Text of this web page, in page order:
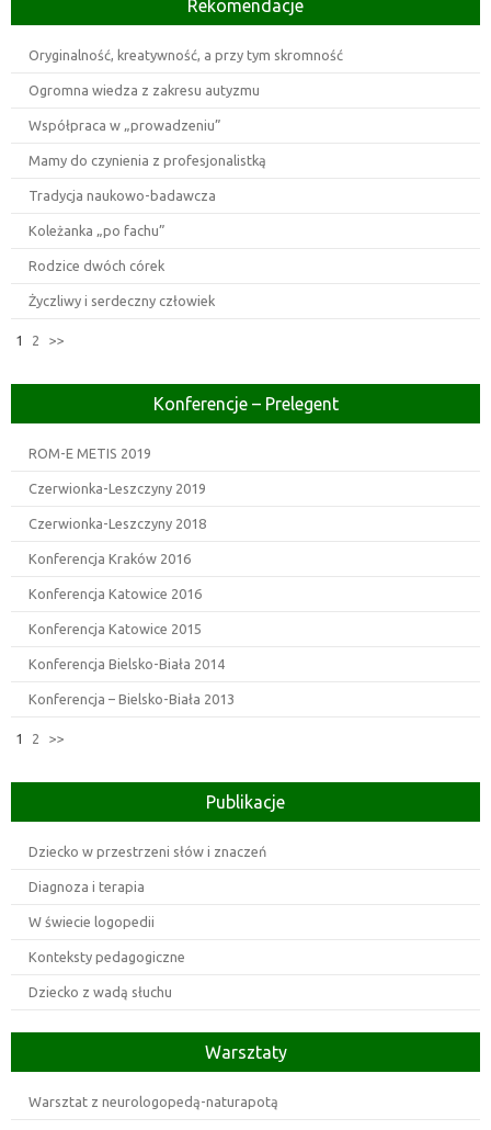
Rekomendacje
Oryginalność, kreatywność, a przy tym skromność
Ogromna wiedza z zakresu autyzmu
Współpraca w „prowadzeniu”
Mamy do czynienia z profesjonalistką
Tradycja naukowo-badawcza
Koleżanka „po fachu”
Rodzice dwóch córek
Życzliwy i serdeczny człowiek
1 2 >>
Konferencje – Prelegent
ROM-E METIS 2019
Czerwionka-Leszczyny 2019
Czerwionka-Leszczyny 2018
Konferencja Kraków 2016
Konferencja Katowice 2016
Konferencja Katowice 2015
Konferencja Bielsko-Biała 2014
Konferencja – Bielsko-Biała 2013
1 2 >>
Publikacje
Dziecko w przestrzeni słów i znaczeń
Diagnoza i terapia
W świecie logopedii
Konteksty pedagogiczne
Dziecko z wadą słuchu
Warsztaty
Warsztat z neurologopedą-naturapotą